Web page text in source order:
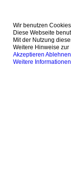
Wir benutzen Cookies
Diese Webseite
Mit der Nutzung
Weitere Hinweise zur
Akzeptieren Ablehnen
Weitere Informationen